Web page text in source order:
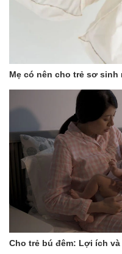
Mẹ có nên cho trẻ sơ sinh
Cho trẻ bú đêm: Lợi ích